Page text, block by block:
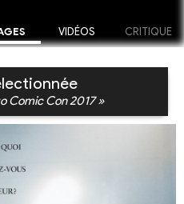
VIDÉOS CRITIQUE
Comic Con 2017 »